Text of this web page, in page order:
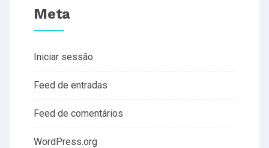
Meta
Iniciar sessão
Feed de entradas
Feed de comentários
WordPress.org